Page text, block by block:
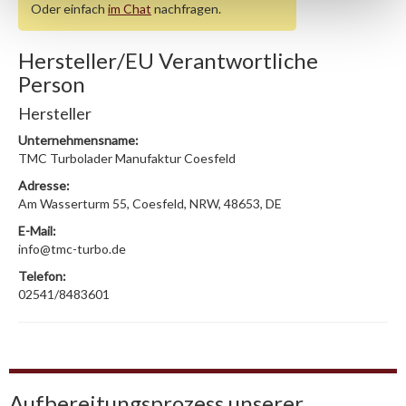
Oder einfach im Chat nachfragen.
Hersteller/EU Verantwortliche
Person
Hersteller
Unternehmensname:
TMC Turbolader Manufaktur Coesfeld
Adresse:
Am Wasserturm 55, Coesfeld, NRW, 48653, DE
E-Mail:
info@tmc-turbo.de
Telefon:
02541/8483601